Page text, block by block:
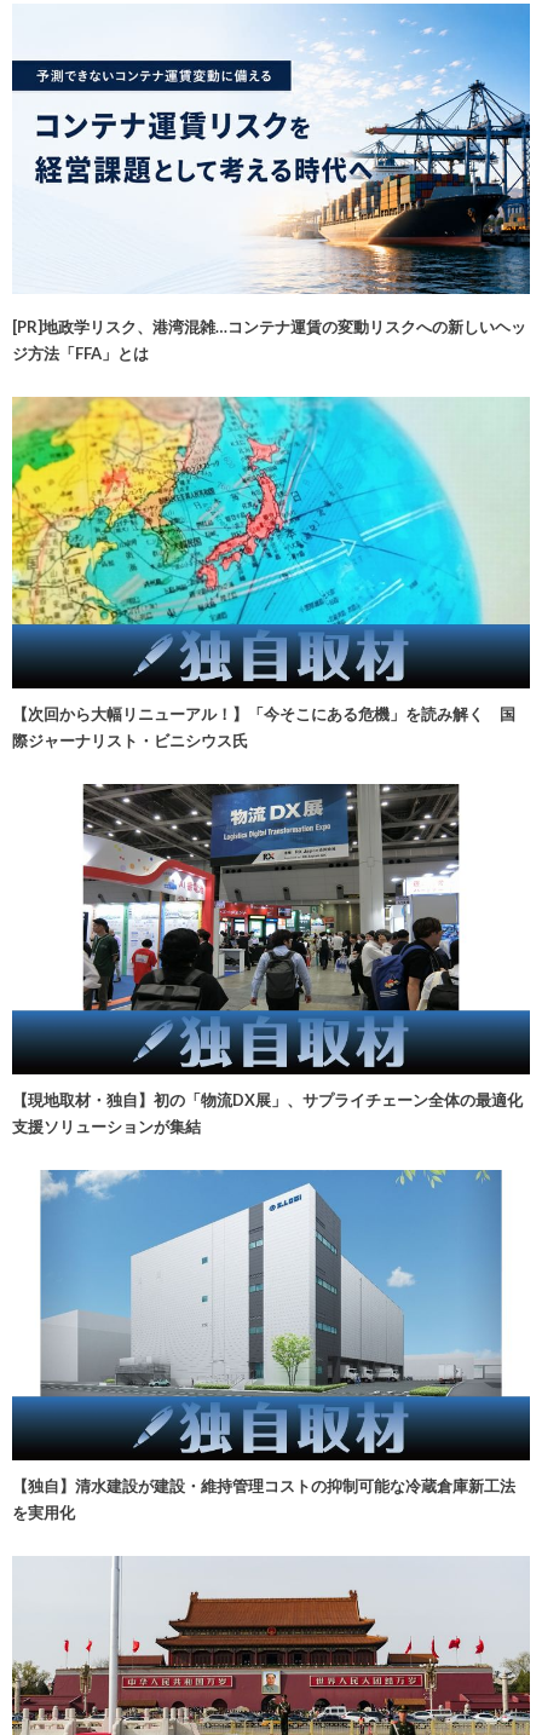
[PR]地政学リスク、港湾混雑…コンテナ運賃の変動リスクへの新しいヘッ
ジ方法「FFA」とは
【次回から大幅リニューアル！】「今そこにある危機」を読み解く 国
際ジャーナリスト・ビニシウス氏
【現地取材・独自】初の「物流DX展」、サプライチェーン全体の最適化
支援ソリューションが集結
【独自】清水建設が建設・維持管理コストの抑制可能な冷蔵倉庫新工法
を実用化